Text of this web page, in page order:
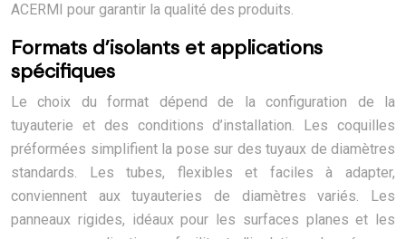
ACERMI pour garantir la qualité des produits.
Formats d’isolants et applications
spécifiques
Le choix du format dépend de la configuration de la
tuyauterie et des conditions d’installation. Les coquilles
préformées simplifient la pose sur des tuyaux de diamètres
standards. Les tubes, flexibles et faciles à adapter,
conviennent aux tuyauteries de diamètres variés. Les
panneaux rigides, idéaux pour les surfaces planes et les